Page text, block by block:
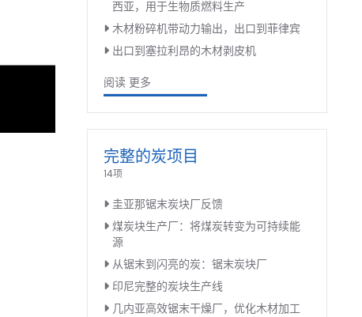
西亚，用于生物质燃料生产
木材粉碎机带动力输出，出口到菲律宾
出口到塞拉利昂的木材剥皮机
阅读 更多
完整的炭项目
14项
圭亚那锯末炭块厂反馈
煤炭块生产厂：将煤炭转变为可持续能
源
从锯末到闪亮的炭：锯末炭块厂
印尼完整的炭块生产线
几内亚高效锯末干燥厂，优化木材加工